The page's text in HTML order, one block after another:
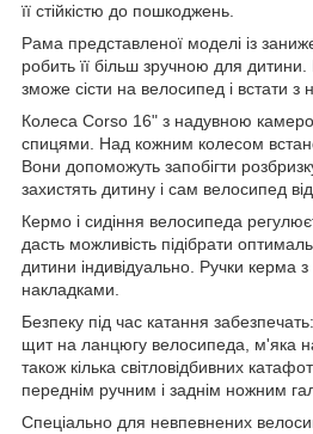
її стійкістю до пошкоджень.
Рама представленої моделі із
робить її більш зручною для
зможе сісти на велосипед і встати з
Колеса Corso 16" з надувною
спицями. Над кожним колесом
Вони допоможуть запобігти
захистять дитину і сам велосипед
Кермо і сидіння велосипеда
дасть можливість підібрати
дитини індивідуально. Ручки керма
накладками.
Безпеку під час катання
щит на ланцюгу велосипеда, м'яка
також кілька світловідбивних
переднім ручним і заднім ножним
Спеціально для невпевнених